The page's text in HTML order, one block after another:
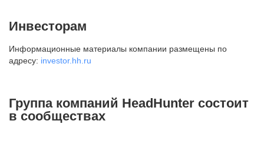
внутригородская территория
Муниципальный округ Тверской,
2-я Брестская ул., д. 48,
+7 495 980-64-27
Инвесторам
Информационные материалы компании размещены по
адресу: investor.hh.ru
Группа компаний HeadHunter состоит
в сообществах